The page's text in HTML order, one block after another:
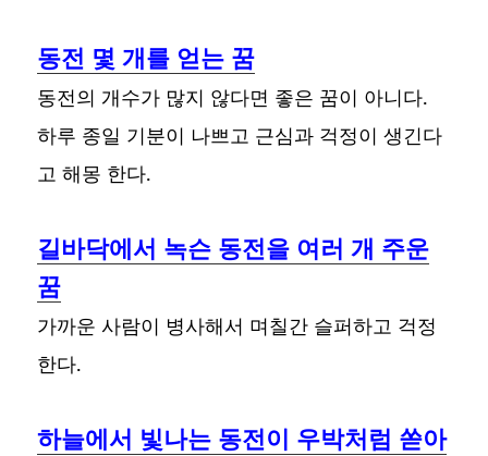
동전 몇 개를 얻는 꿈
동전의 개수가 많지 않다면 좋은 꿈이 아니다.
하루 종일 기분이 나쁘고 근심과 걱정이 생긴다
고 해몽 한다.
길바닥에서 녹슨 동전을 여러 개 주운
꿈
가까운 사람이 병사해서 며칠간 슬퍼하고 걱정
한다.
하늘에서 빛나는 동전이 우박처럼 쏟아